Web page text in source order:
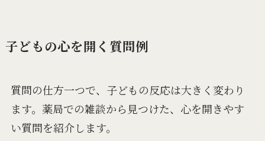
子どもの心を開く質問例
質問の仕方一つで、子どもの反応は大きく変わり
ます。薬局での雑談から見つけた、心を開きやす
い質問を紹介します。